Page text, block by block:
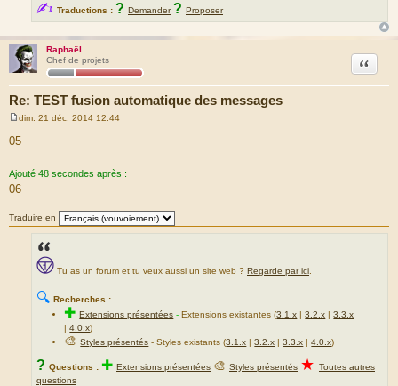
✍ Traductions : ? Demander ? Proposer
Raphaël
Chef de projets
Re: TEST fusion automatique des messages
Citation
e
s
g
e
dim. 21 déc. 2014 12:44
05
Ajouté 48 secondes après :
06
Traduire en
Tu as un forum et tu veux aussi un site web ? Regarde par ici.
🔍 Recherches :
✚Extensions présentées - Extensions existantes (3.1.x |3.2.x |3.3.x
|4.0.x)
🎨Styles présentés - Styles existants (3.1.x |3.2.x |3.3.x |4.0.x)
? Questions : ✚ Extensions présentées 🎨 Styles présentés ★ Toutes autres
questions